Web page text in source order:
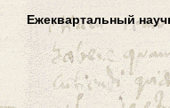
Ежеквартальный